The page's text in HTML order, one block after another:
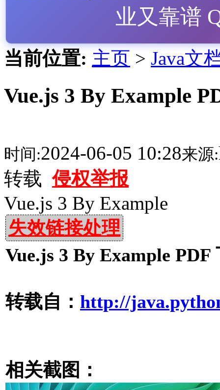
业又靠谱
当前位置: 主页 > Java文
Vue.js 3 By Example
时间:2024-06-05 10:28来源:
转载侵权举报
Vue.js 3 By Example
失效链接处理
Vue.js 3 By Example PDF
转载自： http://
相关截图：